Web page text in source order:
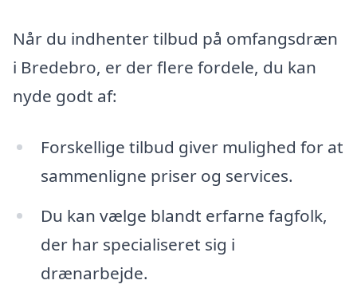
Når du indhenter tilbud på omfangsdræn
i Bredebro, er der flere fordele, du kan
nyde godt af:
Forskellige tilbud giver mulighed for at
sammenligne priser og services.
Du kan vælge blandt erfarne fagfolk,
der har specialiseret sig i
drænarbejde.